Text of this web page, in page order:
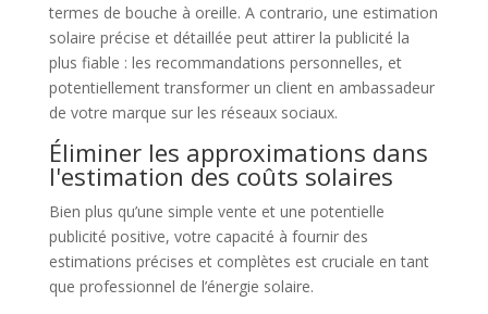
termes de bouche à oreille. A contrario, une estimation
solaire précise et détaillée peut attirer la publicité la
plus fiable : les recommandations personnelles, et
potentiellement transformer un client en ambassadeur
de votre marque sur les réseaux sociaux.
Éliminer les approximations dans
l'estimation des coûts solaires
Bien plus qu’une simple vente et une potentielle
publicité positive, votre capacité à fournir des
estimations précises et complètes est cruciale en tant
que professionnel de l’énergie solaire.